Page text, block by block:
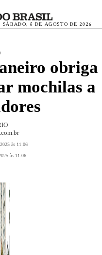
SÁBADO, 8 DE AGOSTO DE 2026
obriga
mochilas a
às 11:06
às 11:06